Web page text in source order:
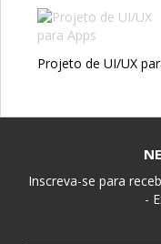
Projeto de UI/UX
Inscreva-se para
-